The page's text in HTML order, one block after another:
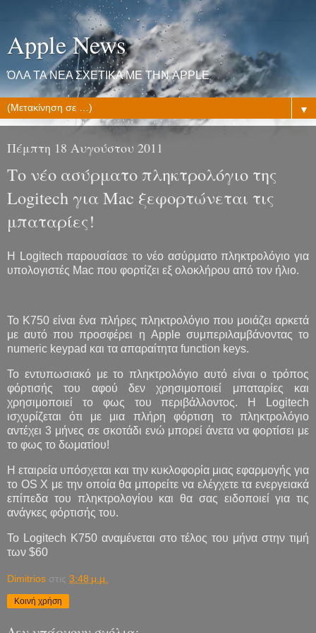
Apple News
ΌΛΑ ΤΑ ΝΕΑ ΣΧΕΤΙΚΑ ΜΕ ΤΗΝ APPLE
▼
Πέμπτη 18 Αυγούστου 2011
Το νέο ασύρματο πληκτρολόγιο της
Logitech για Mac ξεφορτώνεται τις
μπαταρίες!
H Logitech παρουσίασε το νέο ασύρματο πληκτρολόγιο για
υπολογιστές Mac που φορτίζει εξ ολοκλήρου από τον ήλιο.
Το K750 είναι ένα πλήρες πληκτρολόγιο που μοιάζει αρκετά
με αυτό που προσφέρει η Apple συμπεριλαμβάνοντας το
numeric keypad και τα απαραίτητα function keys.
To εντυπωσιακό με το πληκτρολόγιο αυτό είναι ο τρόπος
φόρτισής του αφού δεν χρησιμοποιεί μπαταρίες και
χρησιμοποιεί το φως του περιβάλλοντος. Η Logitech
ισχυρίζεται ότι με μια πλήρη φόρτιση το πληκτρολόγιο
αντέχει 3 μήνες σε σκοτάδι ενώ μπορεί άνετα να φορτίσει με
το φως το δωματίου!
Η εταιρεία υπόσχεται και την κυκλοφορία μιας εφαρμογής για
το OS X με την οποία θα μπορείτε να ελέγχετε τα ενεργειακά
επίπεδα του πληκτρολογίου και θα σας ειδοποιεί για τις
ανάγκες φόρτισής του.
Το Logitech K750 αναμένεται στο τέλος του μήνα στην τιμή
των $60
Dimitrios στις 3:48 μ.μ.
Κοινή χρήση